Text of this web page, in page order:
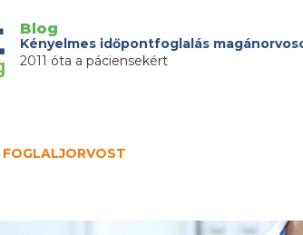
Blog
Kényelmes időpontfoglalás
2011 óta a páciensekért
FOGLALJORVOST